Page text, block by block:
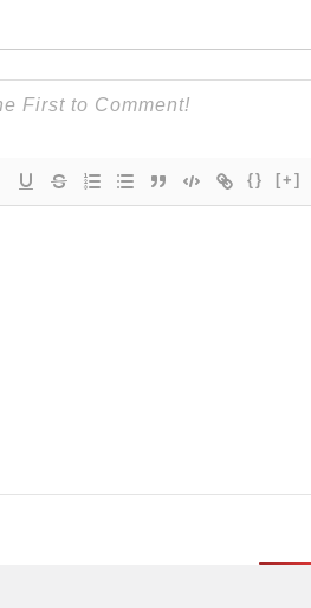
{} [+]